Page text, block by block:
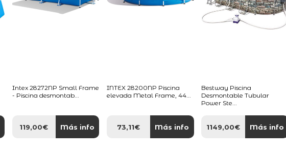
Intex 28272NP Small Frame
- Piscina desmontab...
119,00€ Más info
INTEX 28200NP Piscina
elevada Metal Frame, 44...
73,11€ Más info
Bestway Piscina
Desmontable Tubular
Power Ste...
1149,00€ Más info